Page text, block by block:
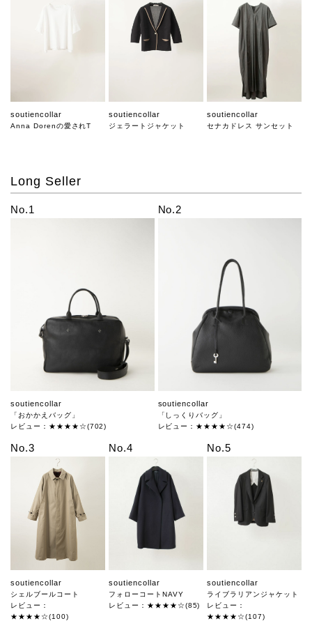
soutiencollar
Anna Dorenの愛されT
soutiencollar
ジェラートジャケット
soutiencollar
セナカドレス サンセット
Long Seller
No.1
soutiencollar
「おかかえバッグ」
レビュー：★★★★☆(702)
No.2
soutiencollar
「しっくりバッグ」
レビュー：★★★★☆(474)
No.3
soutiencollar
シェルブールコート
レビュー：
★★★★☆(100)
No.4
soutiencollar
フォローコートNAVY
レビュー：★★★★☆(85)
No.5
soutiencollar
ライブラリアンジャケット
レビュー：
★★★★☆(107)